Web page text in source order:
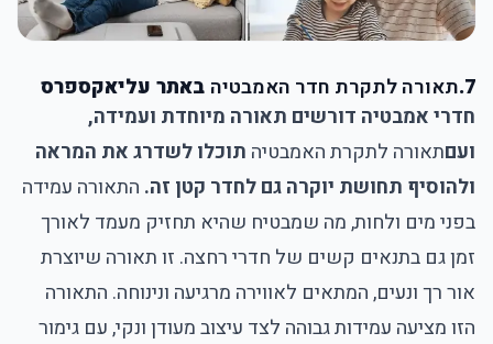
7. תאורה לתקרת חדר האמבטיה באתר עליאקספרס
חדרי אמבטיה דורשים תאורה מיוחדת ועמידה,
ועםתאורה לתקרת האמבטיה תוכלו לשדרג את המראה
ולהוסיף תחושת יוקרה גם לחדר קטן זה. התאורה עמידה
בפני מים ולחות, מה שמבטיח שהיא תחזיק מעמד לאורך
זמן גם בתנאים קשים של חדרי רחצה. זו תאורה שיוצרת
אור רך ונעים, המתאים לאווירה מרגיעה ונינוחה. התאורה
הזו מציעה עמידות גבוהה לצד עיצוב מעודן ונקי, עם גימור